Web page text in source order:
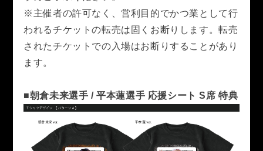
※主催者の許可なく、営利目的でかつ業として行
われるチケットの転売は固くお断りします。転売
されたチケットでの入場はお断りすることがあり
ます。
■朝倉未来選手 / 平本蓮選手 応援シート S席 特典